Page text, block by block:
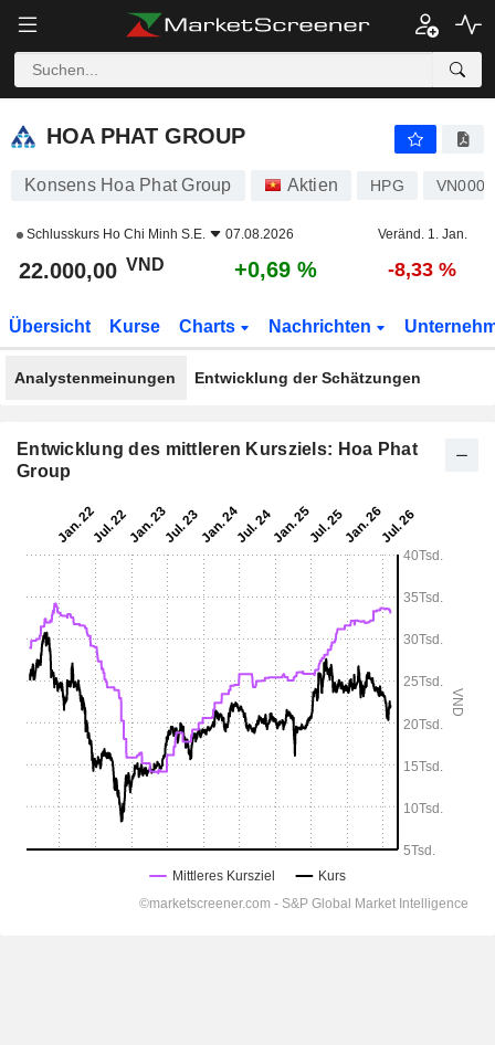
HOA PHAT GROUP
HOA PHAT GROUP
Konsens Hoa Phat Group Aktien HPG
Schlusskurs Ho Chi Minh S.E. 07.08.2026 Veränd. 1. Jan.
22.000,00 VND +0,69 % -8,33 %
Übersicht Kurse Charts Nachrichten
Analystenmeinungen Entwicklung der Schätzungen
Entwicklung des mittleren Kursziels: Hoa Phat
Group